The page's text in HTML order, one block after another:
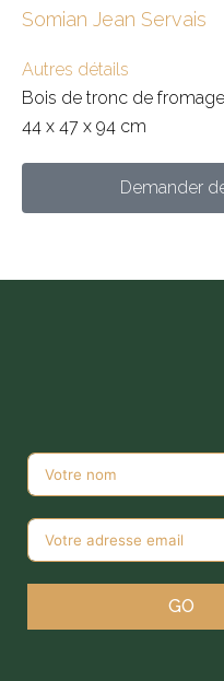
Somian Jean Servais
Autres détails
Bois de tronc de
44 x 47 x 94 cm
Demander
GO